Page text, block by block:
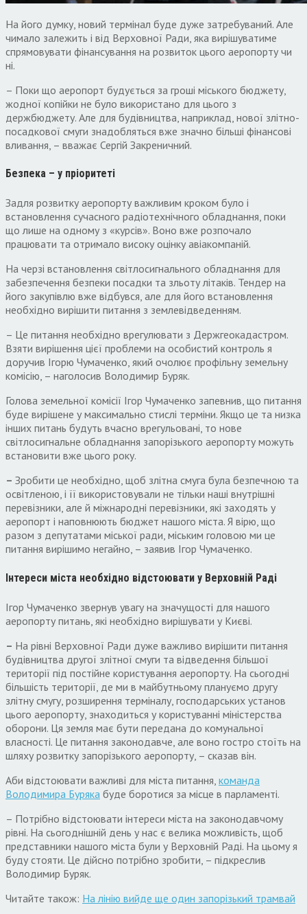
На його думку, новий термінал буде дуже затребуваний. Але
чимало залежить і від Верховної Ради, яка вирішуватиме
спрямовувати фінансування на розвиток цього аеропорту чи
ні.
– Поки що аеропорт будується за гроші міського бюджету,
жодної копійки не було використано для цього з
держбюджету. Але для будівництва, наприклад, нової злітно-
посадкової смуги знадобляться вже значно більші фінансові
вливання, – вважає Сергій Закреничний.
Безпека – у пріоритеті
Задля розвитку аеропорту важливим кроком було і
встановлення сучасного радіотехнічного обладнання, поки
що лише на одному з «курсів». Воно вже розпочало
працювати та отримало високу оцінку авіакомпаній.
На черзі встановлення світлосигнального обладнання для
забезпечення безпеки посадки та зльоту літаків. Тендер на
його закупівлю вже відбувся, але для його встановлення
необхідно вирішити питання з землевідведенням.
– Це питання необхідно врегулювати з Держгеокадастром.
Взяти вирішення цієї проблеми на особистий контроль я
доручив Ігорю Чумаченко, який очолює профільну земельну
комісію, – наголосив Володимир Буряк.
Голова земельної комісії Ігор Чумаченко запевнив, що питання
буде вирішене у максимально стислі терміни. Якщо це та низка
інших питань будуть вчасно врегульовані, то нове
світлосигнальне обладнання запорізького аеропорту можуть
встановити вже цього року.
– Зробити це необхідно, щоб злітна смуга була безпечною та
освітленою, і її використовували не тільки наші внутрішні
перевізники, але й міжнародні перевізники, які заходять у
аеропорт і наповнюють бюджет нашого міста. Я вірю, що
разом з депутатами міської ради, міським головою ми це
питання вирішимо негайно, – заявив Ігор Чумаченко.
Інтереси міста необхідно відстоювати у Верховній Раді
Ігор Чумаченко звернув увагу на значущості для нашого
аеропорту питань, які необхідно вирішувати у Києві.
– На рівні Верховної Ради дуже важливо вирішити питання
будівництва другої злітної смуги та відведення більшої
території під постійне користування аеропорту. На сьогодні
більшість території, де ми в майбутньому плануємо другу
злітну смугу, розширення терміналу, господарських установ
цього аеропорту, знаходиться у користуванні міністерства
оборони. Ця земля має бути передана до комунальної
власності. Це питання законодавче, але воно гостро стоїть на
шляху розвитку запорізького аеропорту, – сказав він.
Аби відстоювати важливі для міста питання, команда
Володимира Буряка буде боротися за місце в парламенті.
– Потрібно відстоювати інтереси міста на законодавчому
рівні. На сьогоднішній день у нас є велика можливість, щоб
представники нашого міста були у Верховній Раді. На цьому я
буду стояти. Це дійсно потрібно зробити, – підкреслив
Володимир Буряк.
Читайте також: На лінію вийде ще один запорізький трамвай